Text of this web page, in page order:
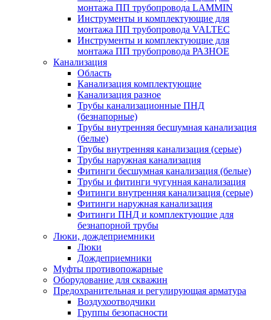
монтажа ПП трубопровода LAMMIN
Инструменты и комплектующие для
монтажа ПП трубопровода VALTEC
Инструменты и комплектующие для
монтажа ПП трубопровода РАЗНОЕ
Канализация
Область
Канализация комплектующие
Канализация разное
Трубы канализационные ПНД
(безнапорные)
Трубы внутренняя бесшумная канализация
(белые)
Трубы внутренняя канализация (серые)
Трубы наружная канализация
Фитинги бесшумная канализация (белые)
Трубы и фитинги чугунная канализация
Фитинги внутренняя канализация (серые)
Фитинги наружная канализация
Фитинги ПНД и комплектующие для
безнапорной трубы
Люки, дождеприемники
Люки
Дождеприемники
Муфты противопожарные
Оборудование для скважин
Предохранительная и регулирующая арматура
Воздухоотводчики
Группы безопасности